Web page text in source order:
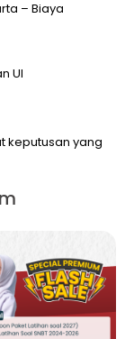
– Biaya
UI
keputusan yang